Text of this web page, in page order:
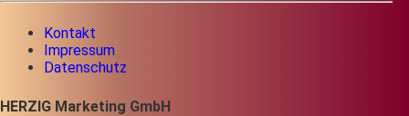
Kontakt
Impressum
Datenschutz
HERZIG Marketing GmbH